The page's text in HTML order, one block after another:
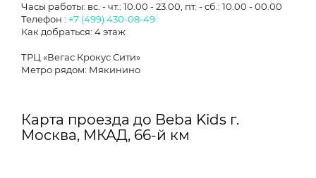
Часы работы: вс. - чт.: 10.00 - 23.00, пт. - сб.: 10.00 - 00.00
Телефон : +7 (499) 430-08-49
Как добраться: 4 этаж
ТРЦ «Вегас Крокус Сити»
Метро рядом: Мякинино
Карта проезда до Beba Kids г.
Москва, МКАД, 66-й км